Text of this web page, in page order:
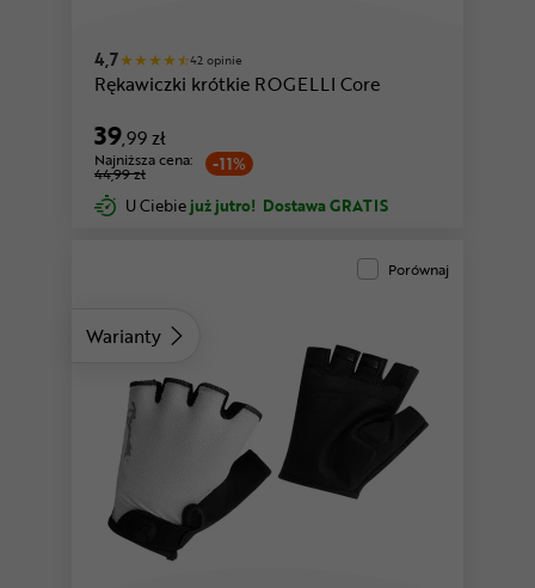
4,7 42 opinie
Rękawiczki krótkie ROGELLI Core
39,99 zł
-11%
Najniższa cena:
44,99 zł
U Ciebie już jutro! Dostawa GRATIS
Warianty
Porównaj